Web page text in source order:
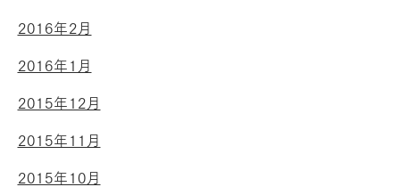
2016年2月
2016年1月
2015年12月
2015年11月
2015年10月